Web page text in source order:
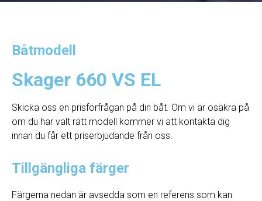
Båtmodell
Skager 660 VS EL
Skicka oss en prisförfrågan på din båt. Om vi ​​är osäkra på
om du har valt rätt modell kommer vi att kontakta dig
innan du får ett priserbjudande från oss.
Tillgängliga färger
Färgerna nedan är avsedda som en referens som kan